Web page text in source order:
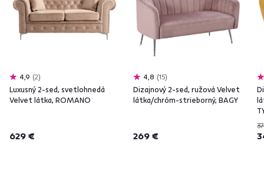
4,9 2
Luxusný 2-sed, svetlohnedá
Velvet látka, ROMANO
629 €
4,8 15
Dizajnový 2-sed, ružová Velvet
látka/chróm-strieborný, BAGY
269 €